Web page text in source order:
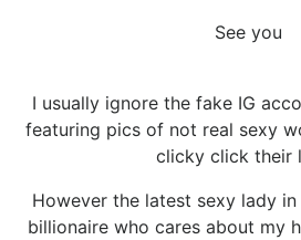
See you
I usually ignore the fake IG
featuring pics of not real sexy
clicky click their
However the latest sexy lady
billionaire who cares about my